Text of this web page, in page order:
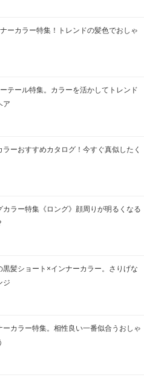
ーカラー特集！トレンドの髪色でおしゃ
テール特集。カラーを活かしてトレンド
ア
ーおすすめカタログ！今すぐ真似したく
カラー特集《ロング》顔周りが明るくなる
黒髪ショート×インナーカラー。さりげな
ジ
ーカラー特集。相性良い一番似合うおしゃ